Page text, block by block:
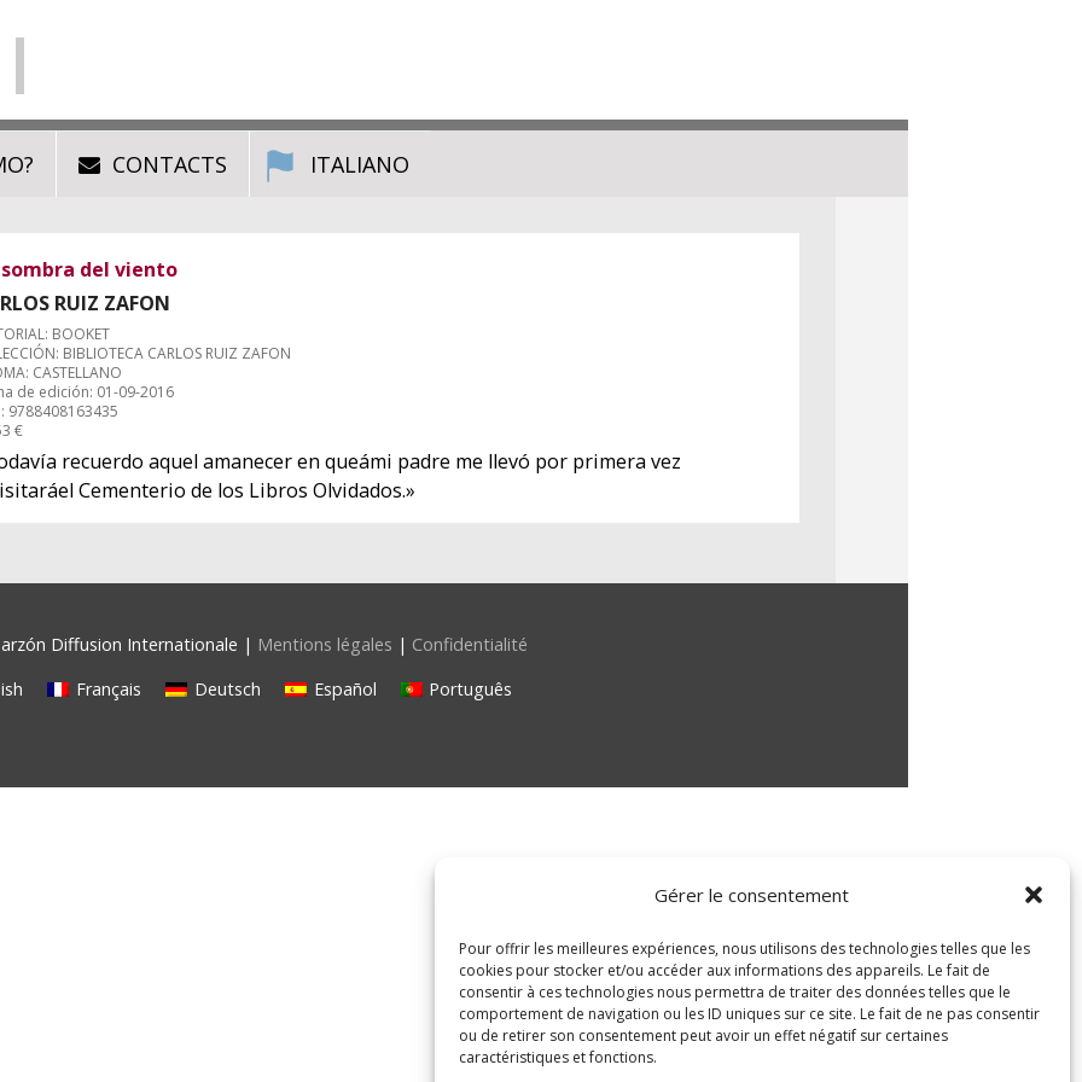
Gérer le consentement
Pour offrir les meilleures expériences, nous utilisons des technologies telles que les
cookies pour stocker et/ou accéder aux informations des appareils. Le fait de
consentir à ces technologies nous permettra de traiter des données telles que le
comportement de navigation ou les ID uniques sur ce site. Le fait de ne pas consentir
ou de retirer son consentement peut avoir un effet négatif sur certaines
caractéristiques et fonctions.
CONTACTS ITALIANO
sombra del viento
RUIZ ZAFON
BOOKET
BIBLIOTECA CARLOS RUIZ ZAFON
CASTELLANO
de edición: 01-09-2016
9788408163435
€
recuerdo aquel amanecer en queámi padre me llevó por primera vez
Cementerio de los Libros Olvidados.»
Diffusion Internationale | Mentions légales | Confidentialité
Français Deutsch Español Português